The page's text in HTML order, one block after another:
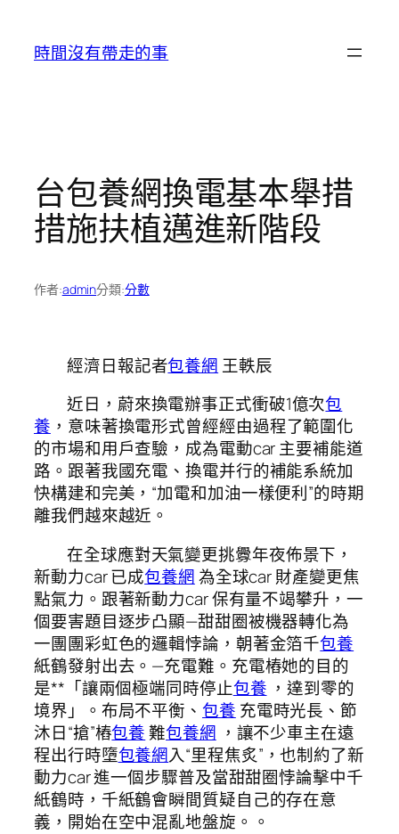
時間沒有帶走的事
台包養網換電基本舉措
措施扶植邁進新階段
作者:admin分類:分數
經濟日報記者包養網 王軼辰
近日，蔚來換電辦事正式衝破1億次包
養 ，意味著換電形式曾經經由過程了範圍化
的市場和用戶查驗，成為電動car 主要補能道
路。跟著我國充電、換電并行的補能系統加
快構建和完美，“加電和加油一樣便利”的時期
離我們越來越近。
在全球應對天氣變更挑釁年夜佈景下，
新動力car 已成包養網為全球car 財產變更焦
點氣力。跟著新動力car 保有量不竭攀升，一
個要害題目逐步凸顯—甜甜圈被機器轉化為
一團團彩虹色的邏輯悖論，朝著金箔千包養
紙鶴發射出去。—充電難。充電樁她的目的
是**「讓兩個極端同時停止包養 ，達到零的
境界」。布局不平衡、 包養 充電時光長、節
沐日“搶”樁包養難包養網 ，讓不少車主在遠
程出行時墮包養網入“里程焦炙”，也制約了新
動力car 進一個步驟普及當甜甜圈悖論擊中千
紙鶴時，千紙鶴會瞬間質疑自己的存在意
義，開始在空中混亂地盤旋。。